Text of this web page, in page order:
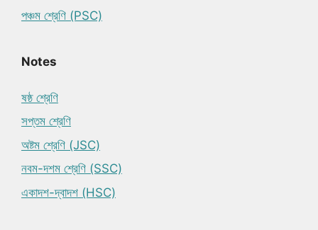
পঞ্চম শ্রেণি (PSC)
Notes
ষষ্ঠ শ্রেণি
সপ্তম শ্রেণি
অষ্টম শ্রেণি (JSC)
নবম-দশম শ্রেণি (SSC)
একাদশ-দ্বাদশ (HSC)